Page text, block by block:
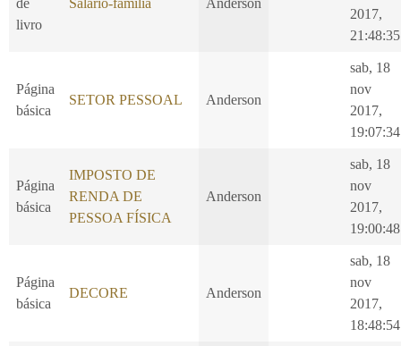
de
livro
Salário-família Anderson
2017,
21:48:35
Página
básica
SETOR PESSOAL Anderson
sab, 18
nov
2017,
19:07:34
Página
básica
IMPOSTO DE
RENDA DE
PESSOA FÍSICA
Anderson
sab, 18
nov
2017,
19:00:48
Página
básica
DECORE Anderson
sab, 18
nov
2017,
18:48:54